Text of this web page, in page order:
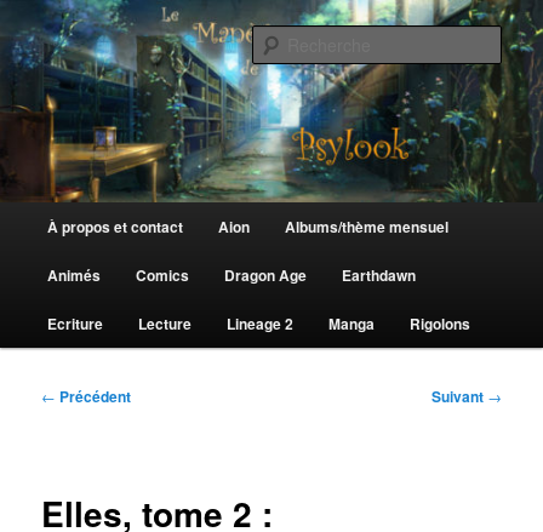
au
contenu
principalLe Manège de Psylook
principal
À propos et contact Aion Albums/thème mensuel
Animés Comics Dragon Age Earthdawn
Ecriture Lecture Lineage 2 Manga Rigolons
Navigation
← Précédent Suivant →
Elles, tome 2 :